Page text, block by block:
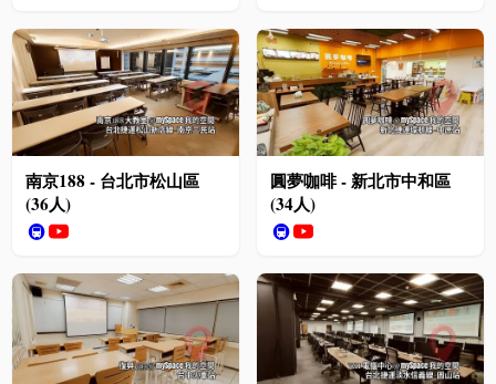
南京188 - 台北市松山區
(36人)
🚇
圓夢咖啡 - 新北市中和區
(34人)
🚇